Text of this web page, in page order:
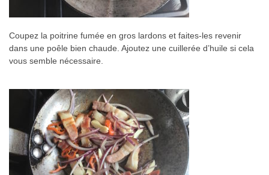
Coupez la poitrine fumée en gros lardons et faites-les revenir
dans une poêle bien chaude. Ajoutez une cuillerée d’huile si cela
vous semble nécessaire.